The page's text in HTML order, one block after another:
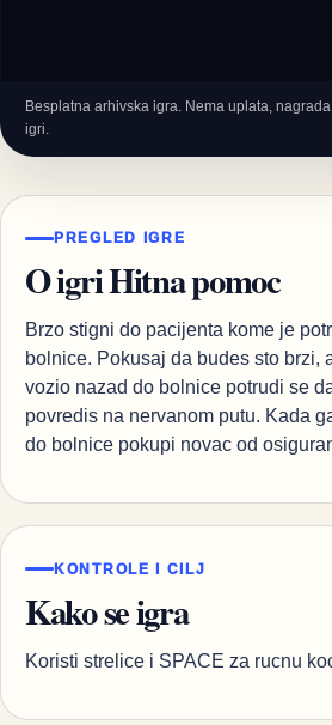
Besplatna arhivska igra. Nema uplata,
igri.
PREGLED IGRE
O igri Hitna pomoc
Brzo stigni do pacijenta kome je
bolnice. Pokusaj da budes sto brzi,
vozio nazad do bolnice potrudi se
povredis na nervanom putu. Kada
do bolnice pokupi novac od
KONTROLE I CILJ
Kako se igra
Koristi strelice i SPACE za rucnu